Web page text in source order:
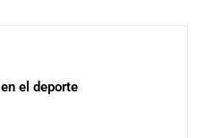
el deporte